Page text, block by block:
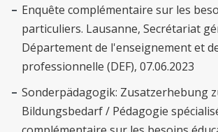
Enquête complémentaire sur les
particuliers. Lausanne, Secrétariat
Département de l'enseignement et
professionnelle (DEF), 07.06.2023
Sonderpädagogik: Zusatzerhebung
Bildungsbedarf / Pédagogie